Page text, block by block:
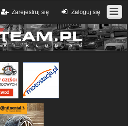
Zaloguj się
Zarejestruj się